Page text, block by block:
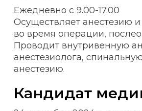
Ежедневно с 9.00-17.00
Осуществляет анестезию
во время операции,
Проводит внутривенную
анестезиолога,
анестезию.
Кандидат